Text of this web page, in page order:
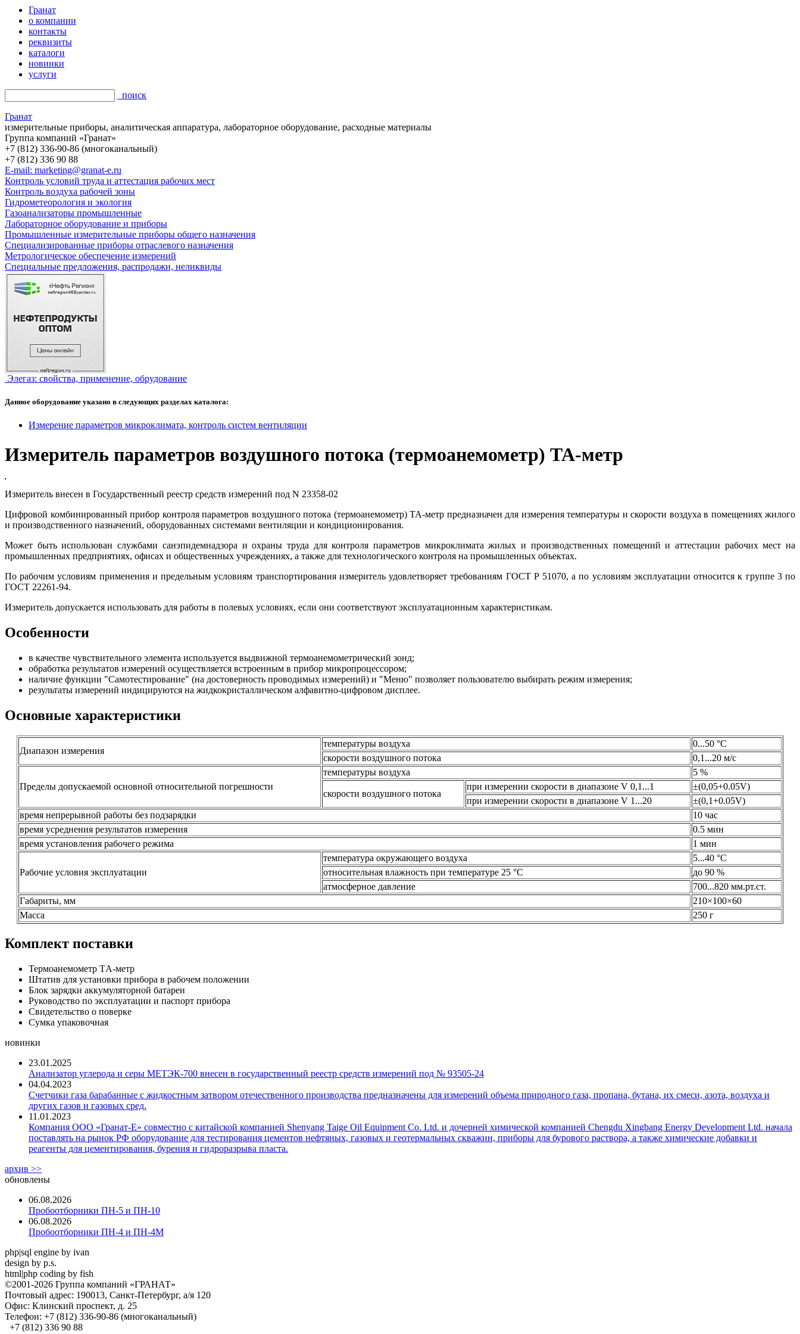
Гранат
о компании
контакты
реквизиты
каталоги
новинки
услуги
поиск
Гранат
измерительные приборы, аналитическая аппаратура, лабораторное оборудование, расходные материалы
Группа компаний «Гранат»
+7 (812) 336-90-86 (многоканальный)
+7 (812) 336 90 88
E-mail: marketing@granat-e.ru
Контроль условий труда и аттестация рабочих мест
Контроль воздуха рабочей зоны
Гидрометеорология и экология
Газоанализаторы промышленные
Лабораторное оборудование и приборы
Промышленные измерительные приборы общего назначения
Специализированные приборы отраслевого назначения
Метрологическое обеспечение измерений
Специальные предложения, распродажи, неликвиды
Элегаз: свойства, применение, обрудование
Данное оборудование указано в следующих разделах каталога:
Измерение параметров микроклимата, контроль систем вентиляции
Измеритель параметров воздушного потока (термоанемометр) ТА-метр
Измеритель внесен в Государственный реестр средств измерений под N 23358-02
Цифровой комбинированный прибор контроля параметров воздушного потока (термоанемометр) TA-метр предназначен для измерения температуры и скорости воздуха в помещениях жилого
и производственного назначений, оборудованных системами вентиляции и кондиционирования.
Может быть использован службами санэпидемнадзора и охраны труда для контроля параметров микроклимата жилых и производственных помещений и аттестации рабочих мест на
промышленных предприятиях, офисах и общественных учреждениях, а также для технологического контроля на промышленных объектах.
По рабочим условиям применения и предельным условиям транспортирования измеритель удовлетворяет требованиям ГОСТ Р 51070, а по условиям эксплуатации относится к группе 3 по
ГОСТ 22261-94.
Измеритель допускается использовать для работы в полевых условиях, если они соответствуют эксплуатационным характеристикам.
Особенности
в качестве чувствительного элемента используется выдвижной термоанемометрический зонд;
обработка результатов измерений осуществляется встроенным в прибор микропроцессором;
наличие функции "Самотестирование" (на достоверность проводимых измерений) и "Меню" позволяет пользователю выбирать режим измерения;
результаты измерений индицируются на жидкокристаллическом алфавитно-цифровом дисплее.
Основные характеристики
Диапазон измерения
температуры воздуха
0...50 °С
скорости воздушного потока
0,1...20 м/с
Пределы допускаемой основной относительной погрешности
температуры воздуха 5 %
скорости воздушного потока
при измерении скорости в диапазоне V 0,1...1
±(0,05+0.05V)
при измерении скорости в диапазоне V 1...20
±(0,1+0.05V)
время непрерывной работы без подзарядки
10 час
время усреднения результатов измерения
0.5 мин
время установления рабочего режима
1 мин
Рабочие условия эксплуатации
температура окружающего воздуха
5...40 °С
относительная влажность при температуре 25 °С
до 90 %
атмосферное давление
700...820 мм.рт.ст.
Габариты, мм
210×100×60
Масса
250 г
Комплект поставки
Термоанемометр TА-метр
Штатив для установки прибора в рабочем положении
Блок зарядки аккумуляторной батареи
Руководство по эксплуатации и паспорт прибора
Свидетельство о поверке
Сумка упаковочная
новинки
23.01.2025
Анализатор углерода и серы МЕТЭК-700 внесен в государственный реестр средств измерений под № 93505-24
04.04.2023
Счетчики газа барабанные с жидкостным затвором отечественного производства предназначены для измерений объема природного газа, пропана, бутана, их смеси, азота, воздуха и
других газов и газовых сред.
11.01.2023
Компания ООО «Гранат-Е» совместно с китайской компанией Shenyang Taige Oil Equipment Co. Ltd. и дочерней химической компанией Chengdu Xingbang Energy Development Ltd. начала
поставлять на рынок РФ оборудование для тестирования цементов нефтяных, газовых и геотермальных скважин, приборы для бурового раствора, а также химические добавки и
реагенты для цементирования, бурения и гидроразрыва пласта.
архив >>
обновлены
06.08.2026
Пробоотборники ПН-5 и ПН-10
06.08.2026
Пробоотборники ПН-4 и ПН-4М
php|sql engine by ivan
design by p.s.
html|php coding by fish
©2001-2026 Группа компаний «ГРАНАТ»
Почтовый адрес: 190013, Санкт-Петербург, а/я 120
Офис: Клинский проспект, д. 25
Телефон: +7 (812) 336-90-86 (многоканальный)
+7 (812) 336 90 88